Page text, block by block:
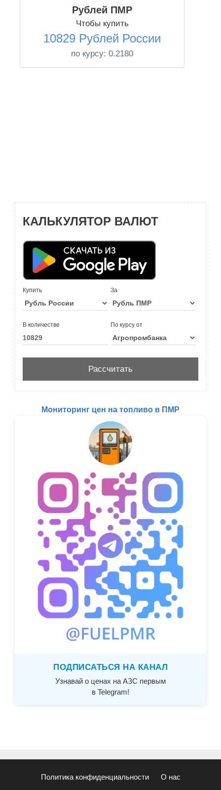
Рублей ПМР
Чтобы купить
10829 Рублей России
по курсу: 0.2180
КАЛЬКУЛЯТОР ВАЛЮТ
Купить За
В количестве По курсу от
Мониторинг цен на топливо в ПМР
ПОДПИСАТЬСЯ НА КАНАЛ
Узнавай о ценах на АЗС первым
в Telegram!
Политика конфиденциальности О нас